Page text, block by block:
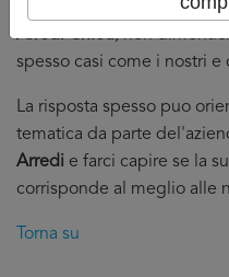
della discussione con
Arredi Chieti, non
spesso casi come i nostri
La risposta spesso puo
tematica da parte
Arredi e farci capire se la
corrisponde al meglio alle
Torna su